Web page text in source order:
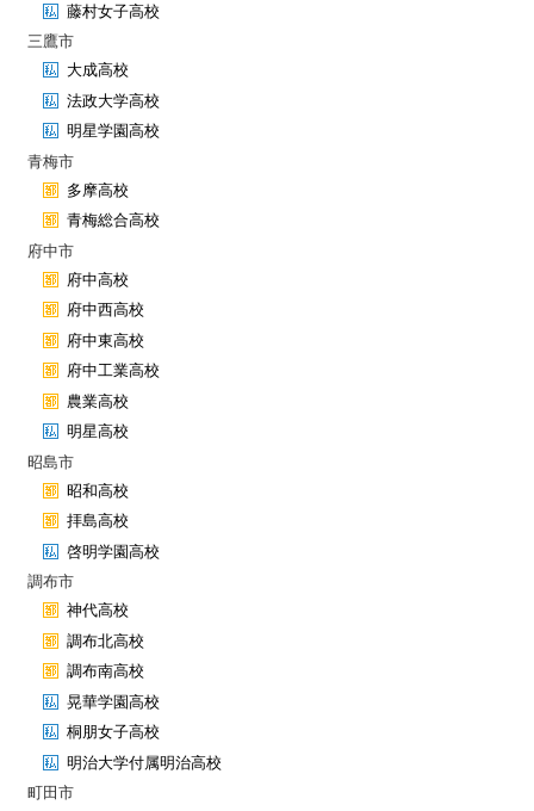
藤村女子高校
三鷹市
大成高校
法政大学高校
明星学園高校
青梅市
多摩高校
青梅総合高校
府中市
府中高校
府中西高校
府中東高校
府中工業高校
農業高校
明星高校
昭島市
昭和高校
拝島高校
啓明学園高校
調布市
神代高校
調布北高校
調布南高校
晃華学園高校
桐朋女子高校
明治大学付属明治高校
町田市